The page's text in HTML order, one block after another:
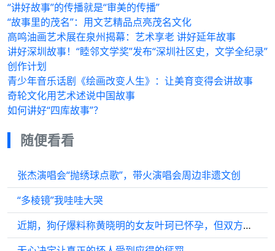
“讲好故事”的传播就是“审美的传播”
“故事里的茂名”：用文艺精品点亮茂名文化
高鸣油画艺术展在泉州揭幕：艺术享老 讲好延年故事
讲好深圳故事！“睦邻文学奖”发布“深圳社区史，文学全纪录”
创作计划
青少年音乐话剧《绘画改变人生》：让美育变得会讲故事
奇轮文化用艺术述说中国故事
如何讲好“四库故事”？
随便看看
张杰演唱会“抛绣球点歌”，带火演唱会周边非遗文创
“多棱镜”我哇哇大哭
近期，狗仔爆料称黄晓明的女友叶珂已怀孕，但双方未能就此达成一致…